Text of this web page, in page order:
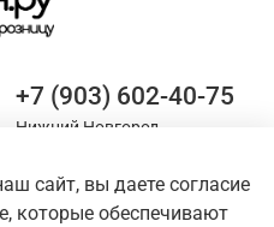
+7 (903) 602-40-75
Нижний Новгород
сайт, вы даете согласие
которые обеспечивают